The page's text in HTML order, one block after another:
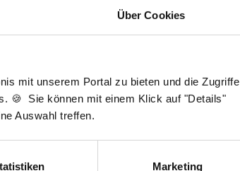
Über Cookies
mit unserem Portal zu bieten und die Zugriffe
🍪 Sie können mit einem Klick auf "Details"
Auswahl treffen.
Marketing
werden finanziell,
sind